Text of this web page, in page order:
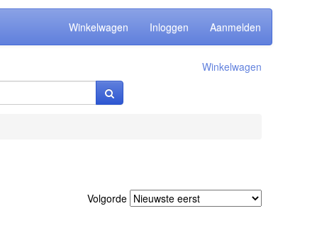
Winkelwagen Inloggen Aanmelden
Winkelwagen
Volgorde